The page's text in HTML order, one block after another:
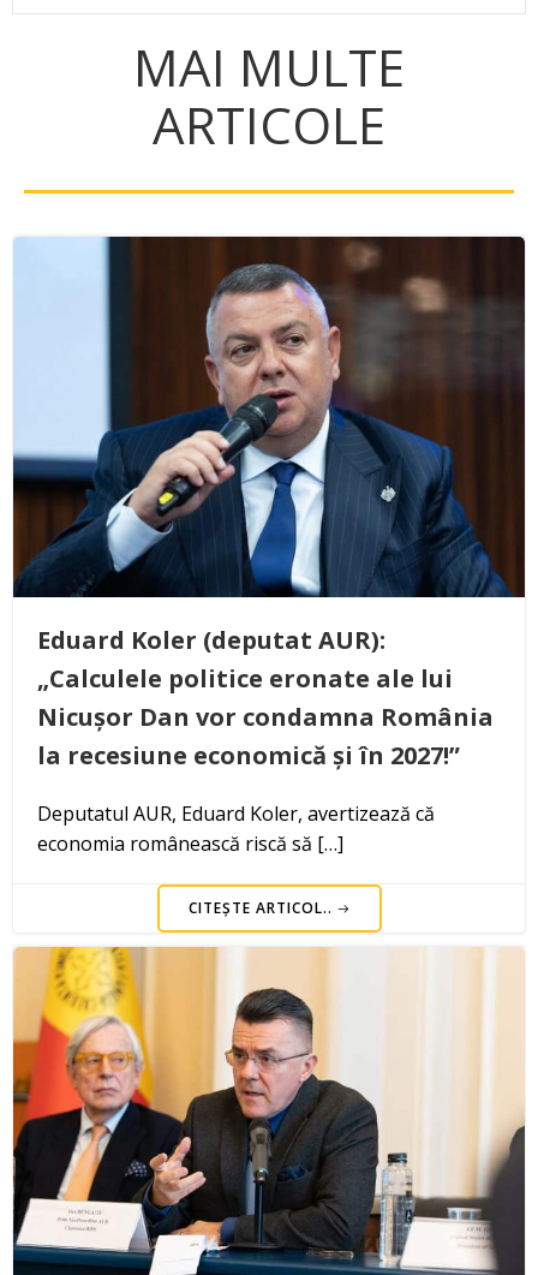
MAI MULTE
ARTICOLE
Eduard Koler (deputat AUR):
„Calculele politice eronate ale lui
Nicușor Dan vor condamna România
la recesiune economică și în 2027!”
Deputatul AUR, Eduard Koler, avertizează că
economia românească riscă să […]
CITEȘTE ARTICOL..